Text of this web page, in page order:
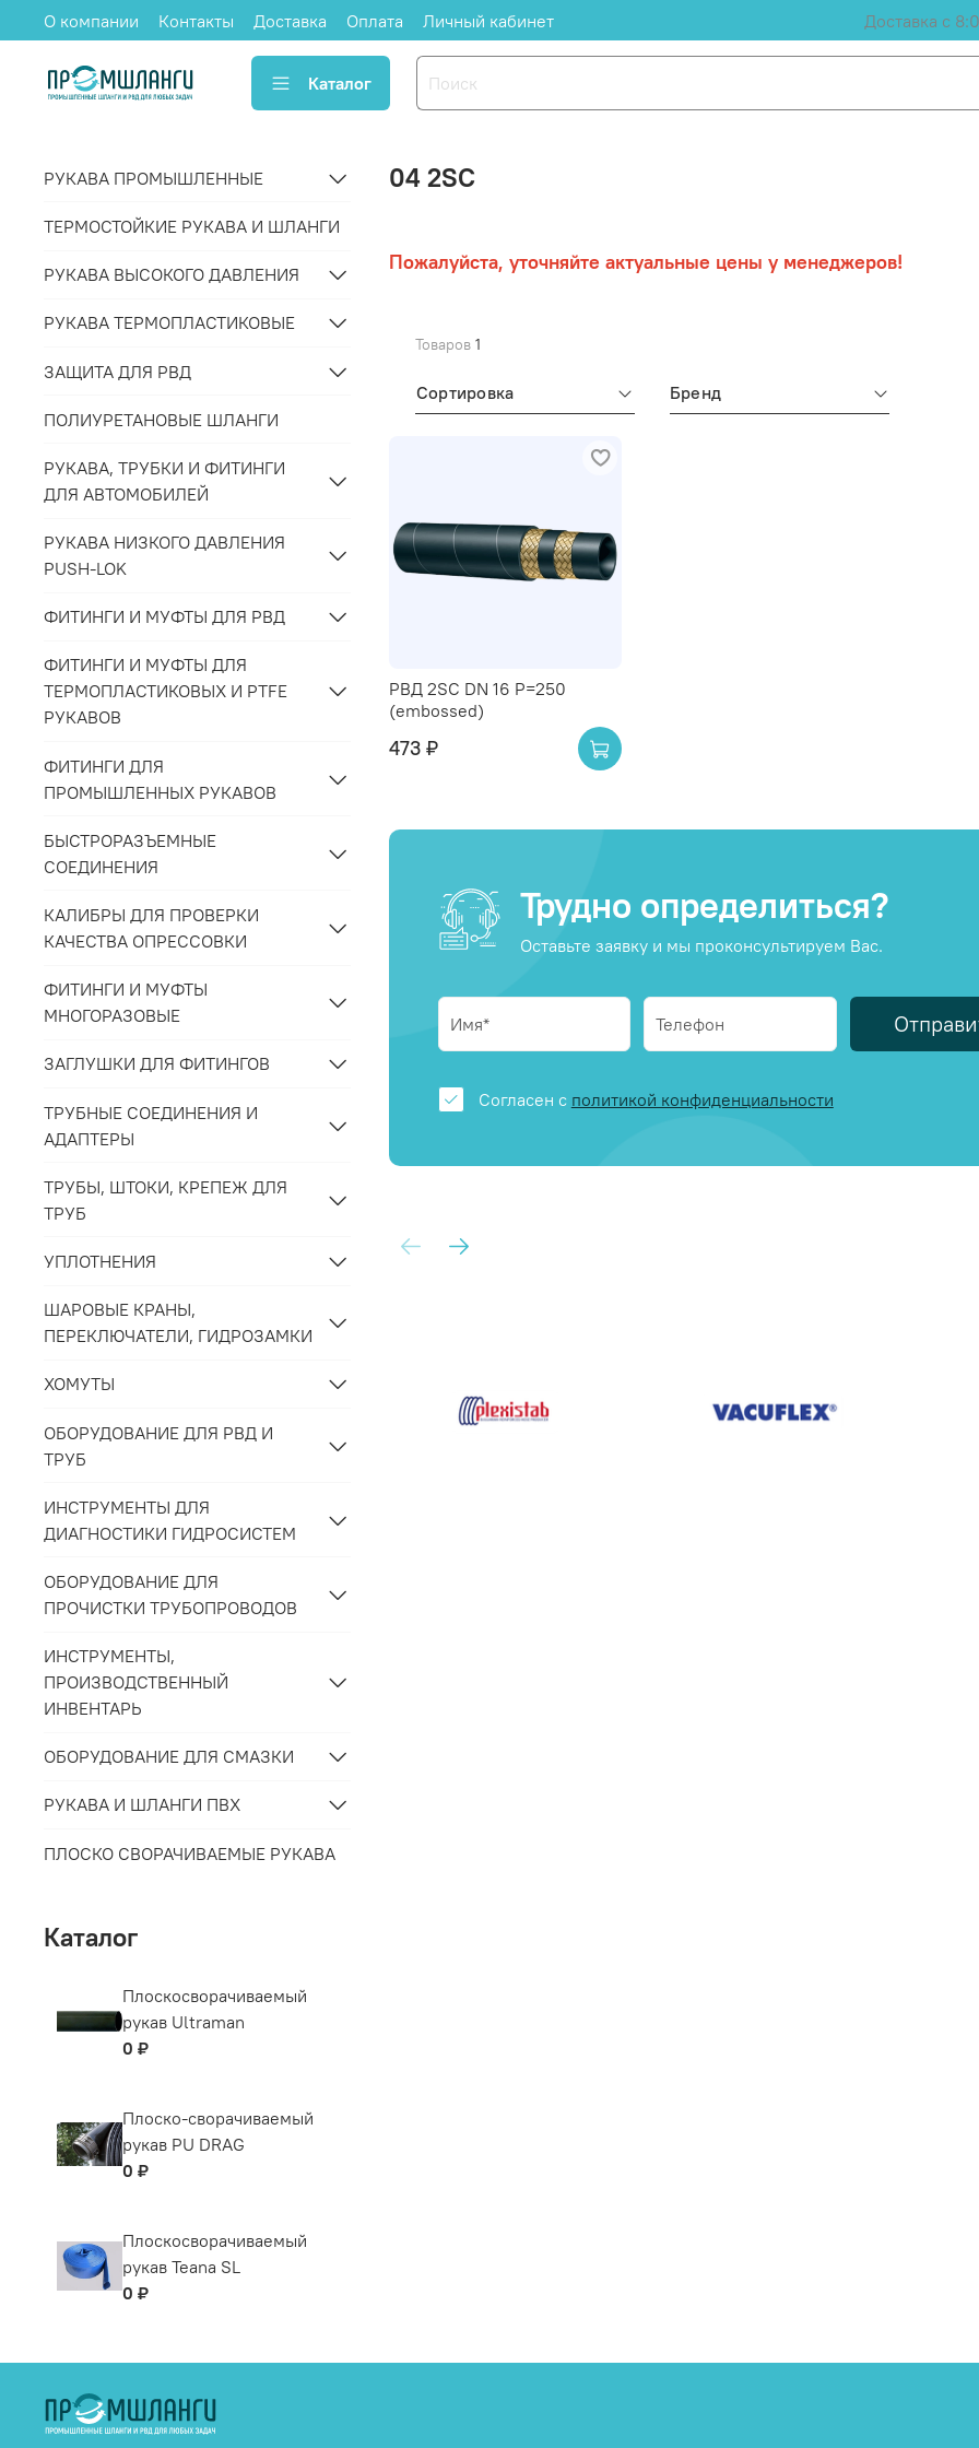
О компании Контакты Доставка Оплата Личный кабинет Доставка с
Каталог
04 2SC
Пожалуйста, уточняйте актуальные цены у менеджеров!
Товаров 1
Сортировка Бренд
РВД 2SC DN 16 P=250
(embossed)
473 ₽
Трудно определиться?
Оставьте заявку и мы проконсультируем Вас.
Согласен с политикой конфиденциальности
РУКАВА ПРОМЫШЛЕННЫЕ
ТЕРМОСТОЙКИЕ РУКАВА И ШЛАНГИ
РУКАВА ВЫСОКОГО ДАВЛЕНИЯ
РУКАВА ТЕРМОПЛАСТИКОВЫЕ
ЗАЩИТА ДЛЯ РВД
ПОЛИУРЕТАНОВЫЕ ШЛАНГИ
РУКАВА, ТРУБКИ И ФИТИНГИ
ДЛЯ АВТОМОБИЛЕЙ
РУКАВА НИЗКОГО ДАВЛЕНИЯ
PUSH-LOK
ФИТИНГИ И МУФТЫ ДЛЯ РВД
ФИТИНГИ И МУФТЫ ДЛЯ
ТЕРМОПЛАСТИКОВЫХ И PTFE
РУКАВОВ
ФИТИНГИ ДЛЯ
ПРОМЫШЛЕННЫХ РУКАВОВ
БЫСТРОРАЗЪЕМНЫЕ
СОЕДИНЕНИЯ
КАЛИБРЫ ДЛЯ ПРОВЕРКИ
КАЧЕСТВА ОПРЕССОВКИ
ФИТИНГИ И МУФТЫ
МНОГОРАЗОВЫЕ
ЗАГЛУШКИ ДЛЯ ФИТИНГОВ
ТРУБНЫЕ СОЕДИНЕНИЯ И
АДАПТЕРЫ
ТРУБЫ, ШТОКИ, КРЕПЕЖ ДЛЯ
ТРУБ
УПЛОТНЕНИЯ
ШАРОВЫЕ КРАНЫ,
ПЕРЕКЛЮЧАТЕЛИ, ГИДРОЗАМКИ
ХОМУТЫ
ОБОРУДОВАНИЕ ДЛЯ РВД И
ТРУБ
ИНСТРУМЕНТЫ ДЛЯ
ДИАГНОСТИКИ ГИДРОСИСТЕМ
ОБОРУДОВАНИЕ ДЛЯ
ПРОЧИСТКИ ТРУБОПРОВОДОВ
ИНСТРУМЕНТЫ,
ПРОИЗВОДСТВЕННЫЙ
ИНВЕНТАРЬ
ОБОРУДОВАНИЕ ДЛЯ СМАЗКИ
РУКАВА И ШЛАНГИ ПВХ
ПЛОСКО СВОРАЧИВАЕМЫЕ РУКАВА
Каталог
Плоскосворачиваемый
рукав Ultraman
0 ₽
Плоско-сворачиваемый
рукав PU DRAG
0 ₽
Плоскосворачиваемый
рукав Teana SL
0 ₽